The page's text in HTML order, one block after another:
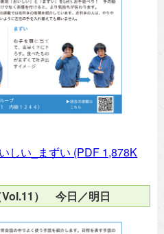
しい_まずい (PDF 1,878K
Vol.11） 今日／明日